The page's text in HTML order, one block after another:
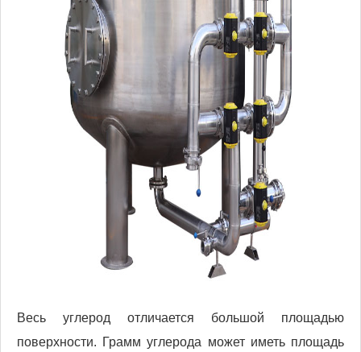
Весь углерод отличается большой площадью
поверхности. Грамм углерода может иметь площадь